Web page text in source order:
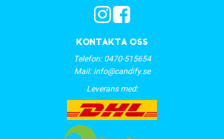
Kontakta oss
Telefon: 0470-515654
Mail: info@candify.se
Leverans med: